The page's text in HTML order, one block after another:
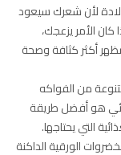
لأن شعرك سيعود
الأمر يزعجك،
أكثر كثافة وصحة
من الفواكه
هو أفضل طريقة
التي يحتاجها.
الورقية الداكنة